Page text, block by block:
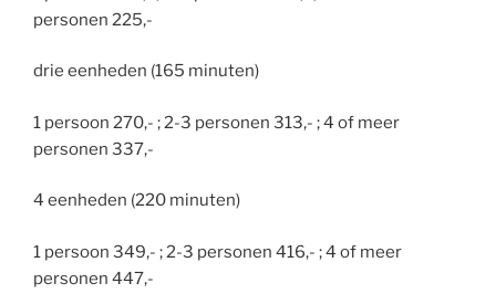
personen 225,-
drie eenheden (165 minuten)
1 persoon 270,- ; 2-3 personen 313,- ; 4 of meer
personen 337,-
4 eenheden (220 minuten)
1 persoon 349,- ; 2-3 personen 416,- ; 4 of meer
personen 447,-